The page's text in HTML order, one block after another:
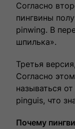
Согласно
пингвины
pinwing. В
шпилька».
Третья
Согласно
называться
pinguis, что
Почему